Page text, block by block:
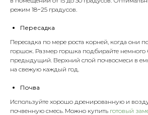
режим 18−25 градусов.
Пересадка
Пересадка по мере роста корней, когда они
горшок. Размер горшка подбирайте немного
предыдущий. Верхний слой почвосмеси в
на свежую каждый год.
Почва
Используйте хорошо дренированную и
почвенную смесь. Можно купить готовый